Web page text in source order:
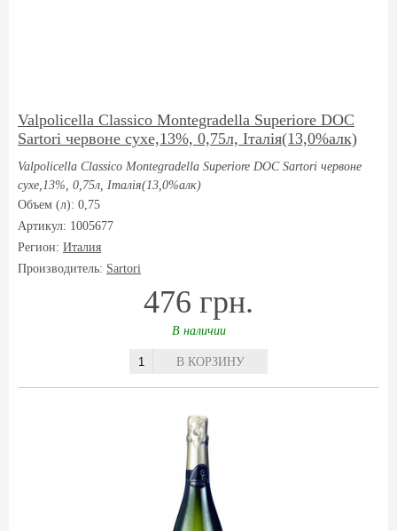
Valpolicella Classico Montegradella Superiore DOC
Sartori червоне сухе,13%, 0,75л, Італія(13,0%алк)
Valpolicella Classico Montegradella Superiore DOC Sartori червоне
сухе,13%, 0,75л, Італія(13,0%алк)
Объем (л): 0,75
Артикул: 1005677
Регион: Италия
Производитель: Sartori
476 грн.
В наличии
В КОРЗИНУ